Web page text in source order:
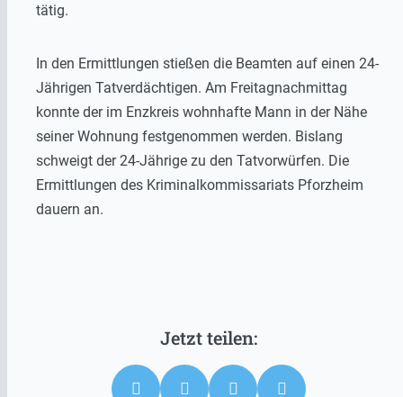
tätig.
In den Ermittlungen stießen die Beamten auf einen 24-
Jährigen Tatverdächtigen. Am Freitagnachmittag
konnte der im Enzkreis wohnhafte Mann in der Nähe
seiner Wohnung festgenommen werden. Bislang
schweigt der 24-Jährige zu den Tatvorwürfen. Die
Ermittlungen des Kriminalkommissariats Pforzheim
dauern an.